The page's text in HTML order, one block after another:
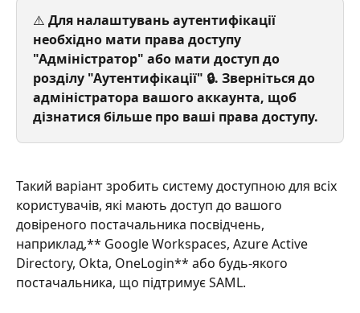
⚠️ Для налаштувань аутентифікації
необхідно мати права доступу
"Адміністратор" або мати доступ до
розділу "Аутентифікації" 🔒. Зверніться до
адміністратора вашого аккаунта, щоб
дізнатися більше про ваші права доступу.
Такий варіант зробить систему доступною для всіх
користувачів, які мають доступ до вашого
довіреного постачальника посвідчень,
наприклад,** Google Workspaces, Azure Active
Directory, Okta, OneLogin** або будь-якого
постачальника, що підтримує SAML.